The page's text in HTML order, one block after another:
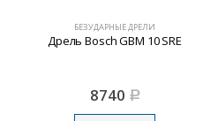
БЕЗУДАРНЫЕ ДРЕЛИ
Дрель Bosch GBM 10 SRE
8740 Р